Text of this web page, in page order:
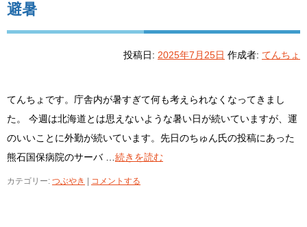
避暑
投稿日: 2025年7月25日 作成者: てんちょ
てんちょです。庁舎内が暑すぎて何も考えられなくなってきまし
た。 今週は北海道とは思えないような暑い日が続いていますが、運
のいいことに外勤が続いています。先日のちゅん氏の投稿にあった
熊石国保病院のサーバ … 続きを読む
カテゴリー: つぶやき コメントする